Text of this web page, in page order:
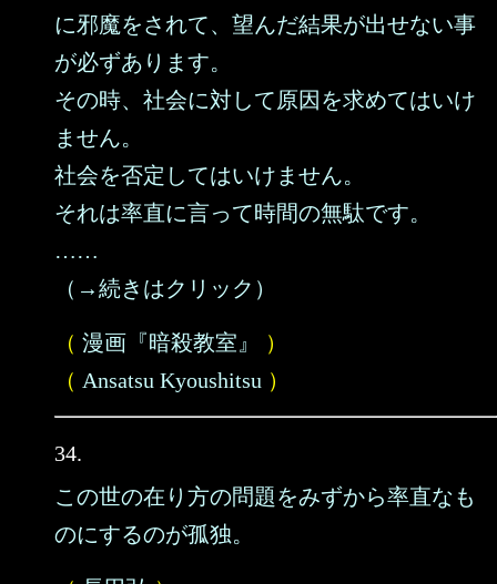
に邪魔をされて、望んだ結果が出せない事
が必ずあります。
その時、社会に対して原因を求めてはいけ
ません。
社会を否定してはいけません。
それは率直に言って時間の無駄です。
……
（→続きはクリック）
（ 漫画『暗殺教室』
）
（ Ansatsu Kyoushitsu ）
34.
この世の在り方の問題をみずから率直なも
のにするのが孤独。